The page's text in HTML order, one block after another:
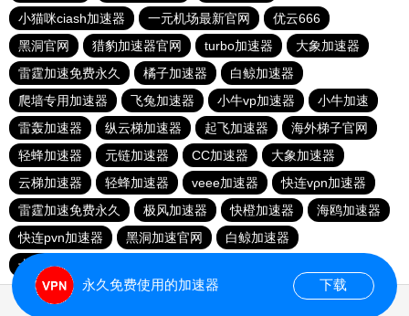
小猫咪ciash加速器
一元机场最新官网
优云666
黑洞官网
猎豹加速器官网 turbo加速器
大象加速器
雷霆加速免费永久
橘子加速器
白鲸加速器
爬墙专用加速器
飞兔加速器 小牛vp加速器
小牛加速
雷轰加速器
纵云梯加速器 起飞加速器
海外梯子官网
轻蜂加速器
元链加速器 CC加速器
大象加速器
云梯加速器
轻蜂加速器 veee加速器
快连vρn加速器
雷霆加速免费永久
极风加速器 快橙加速器
海鸥加速器
快连pvn加速器
黑洞加速官网
白鲸加速器
十大免费网络加速神器
永久免费使用的加速器 下载